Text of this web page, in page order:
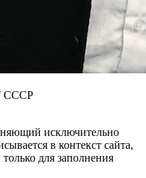
СССР
исключительно
в контекст сайта,
для заполнения